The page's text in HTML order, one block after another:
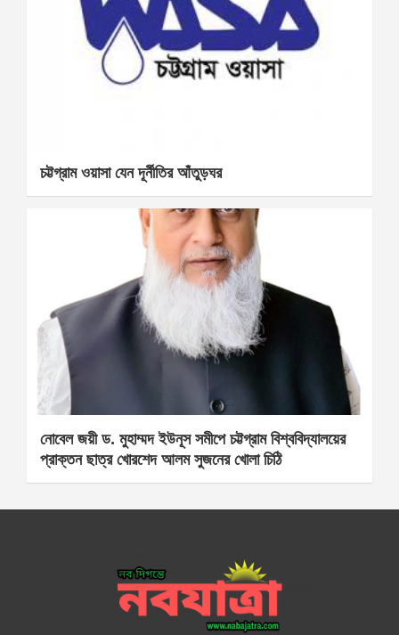
চট্টগ্রাম ওয়াসা যেন দূর্নীতির আঁতুড়ঘর
নোবেল জয়ী ড. মুহাম্মদ ইউনূস সমীপে চট্টগ্রাম বিশ্ববিদ্যালয়ের
প্রাক্তন ছাত্র খোরশেদ আলম সুজনের খোলা চিঠি